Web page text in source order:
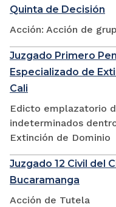
Quinta de Decisión
Acción: Acción de
Juzgado Primero
Especializado de
Cali
Edicto emplazatorio
indeterminados
Extinción de Dominio
Juzgado 12 Civil del
Bucaramanga
Acción de Tutela